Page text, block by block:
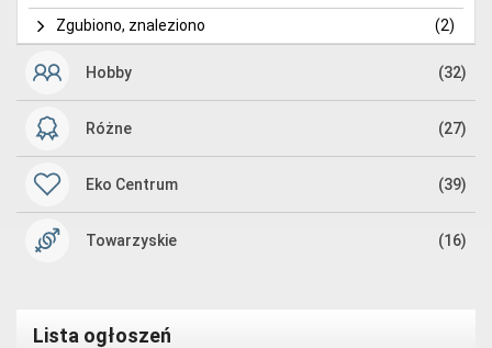
Zgubiono, znaleziono
(2)
Hobby (32)
Różne (27)
Eko Centrum (39)
Towarzyskie (16)
Lista ogłoszeń